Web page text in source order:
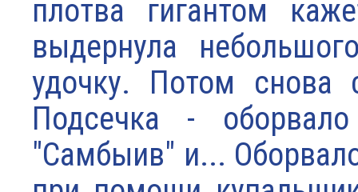
плотва гигантом
выдернула
удочку. Потом снова
Подсечка -
"Самбыив" и...